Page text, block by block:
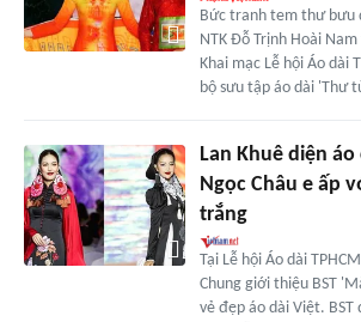
Bức tranh tem thư bưu
NTK Đỗ Trịnh Hoài
Khai mạc Lễ hội Áo dài
bộ sưu tập áo dài 'Thư
Lan Khuê diện
Ngọc Châu e ấp
trắng
Tại Lễ hội Áo dài
Chung giới thiệu BST
vẻ đẹp áo dài Việt.